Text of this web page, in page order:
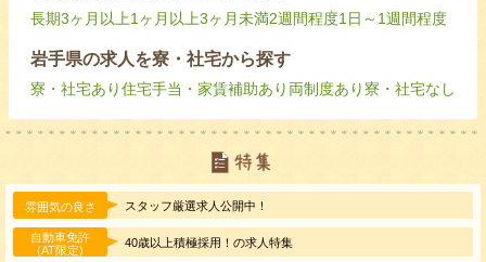
長期3ヶ月以上1ヶ月以上3ヶ月未満2週間程度1日～1週間程度
岩手県の求人を寮・社宅から探す
寮・社宅あり住宅手当・家賃補助あり 両制度あり寮・社宅なし
雰囲気の良さ スタッフ厳選求人公開中！
自動車免許
(AT限定)
40歳以上積極採用！の求人特集